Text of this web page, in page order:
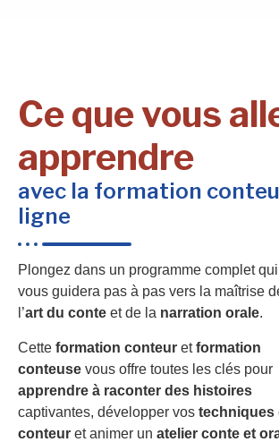
Ce que vous
apprendre
avec la formation
ligne
Plongez dans un programme complet qui
vous guidera pas à pas vers la maîtrise
l’art du conte et de la narration orale.
Cette formation conteur etformation
conteuse vous offre toutes les clés pour
apprendre à raconter des histoires
captivantes, développer vos techniques
conteur et animer un atelier conte et